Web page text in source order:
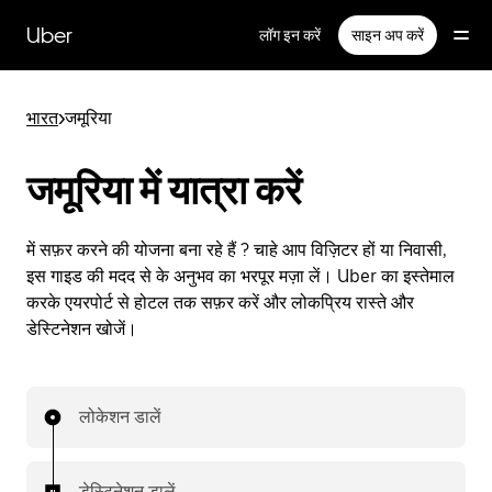
सामग्री
पर
Uber लॉग इन करें साइन अप करें
भारत>जमूरिया
जमूरिया में यात्रा करें
में सफ़र करने की योजना बना रहे हैं ? चाहे आप विज़िटर हों या निवासी,
इस गाइड की मदद से के अनुभव का भरपूर मज़ा लें। Uber का इस्तेमाल
करके एयरपोर्ट से होटल तक सफ़र करें और लोकप्रिय रास्ते और
डेस्टिनेशन खोजें।
लोकेशन डालें